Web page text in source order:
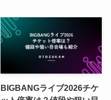
BIGBANGライブ2026チケ